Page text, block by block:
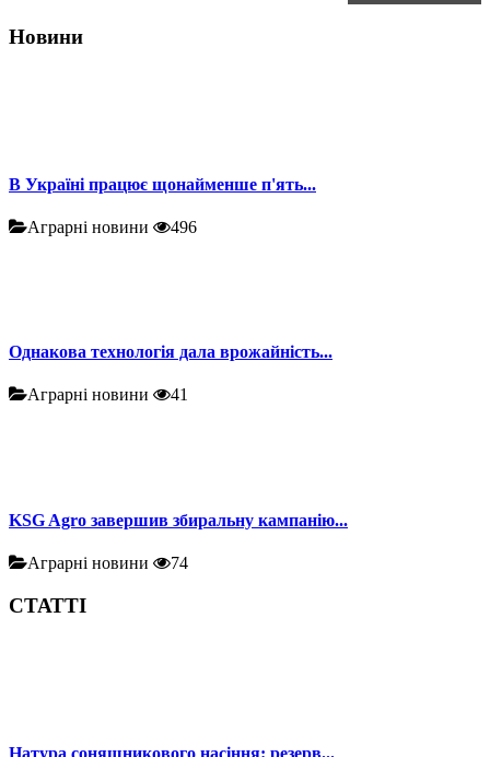
Новини
В Україні працює щонайменше п'ять...
Аграрні новини 496
Однакова технологія дала врожайність...
Аграрні новини 41
KSG Agro завершив збиральну кампанію...
Аграрні новини 74
СТАТТІ
Натура соняшникового насіння: резерв...